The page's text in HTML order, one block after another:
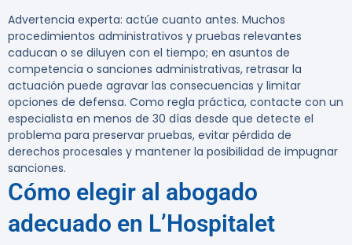
Advertencia experta: actúe cuanto antes. Muchos
procedimientos administrativos y pruebas relevantes
caducan o se diluyen con el tiempo; en asuntos de
competencia o sanciones administrativas, retrasar la
actuación puede agravar las consecuencias y limitar
opciones de defensa. Como regla práctica, contacte con un
especialista en menos de 30 días desde que detecte el
problema para preservar pruebas, evitar pérdida de
derechos procesales y mantener la posibilidad de impugnar
sanciones.
Cómo elegir al abogado
adecuado en L’Hospitalet